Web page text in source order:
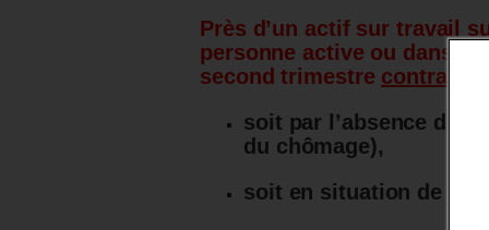
Près d’un actif sur travail
personne active ou dans le
second trimestre contraint
soit par l’absence
du chômage),
soit en situation de